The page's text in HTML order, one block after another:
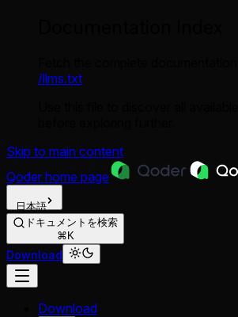
/llms.txt
Skip to main content
Qoder home page
日本語
ドキュメントを検索
⌘K
Download
Download